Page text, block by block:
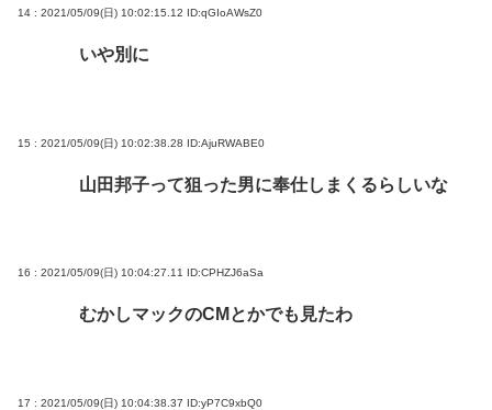
14 : 2021/05/09(日) 10:02:15.12 ID:qGIoAWsZ0
いや別に
15 : 2021/05/09(日) 10:02:38.28 ID:AjuRWABE0
山田邦子って狙った男に奉仕しまくるらしいな
16 : 2021/05/09(日) 10:04:27.11 ID:CPHZJ6aSa
むかしマックのCMとかでも見たわ
17 : 2021/05/09(日) 10:04:38.37 ID:yP7C9xbQ0